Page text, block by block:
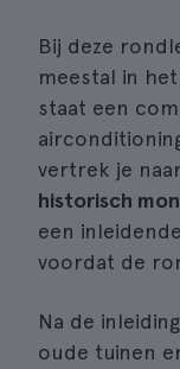
Bij deze
meestal in
staat een
vertrek je
historisch
een
voordat de
Na de
oude tuinen